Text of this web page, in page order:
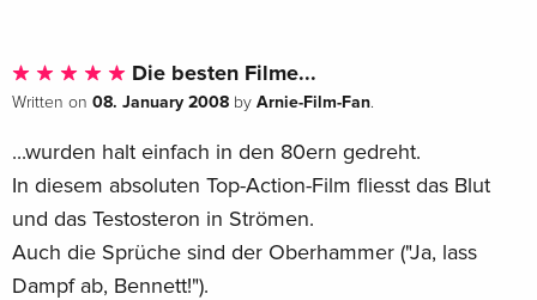
Die besten Filme...
Written on 08. January 2008 by Arnie-Film-Fan.
...wurden halt einfach in den 80ern gedreht.
In diesem absoluten Top-Action-Film fliesst das Blut
und das Testosteron in Strömen.
Auch die Sprüche sind der Oberhammer ("Ja, lass
Dampf ab, Bennett!").